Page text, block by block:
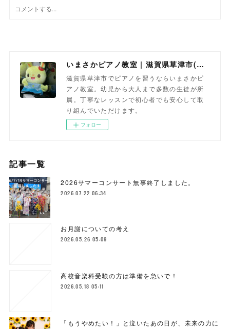
いまさかピアノ教室 | 滋賀県草津市(南草津)のピアノ教室
滋賀県草津市でピアノを習うならいまさかピ
アノ教室。幼児から大人まで多数の生徒が所
属。丁寧なレッスンで初心者でも安心して取
り組んでいただけます。
フォロー
記事一覧
2026サマーコンサート無事終了しました。
2026.07.22 06:34
お月謝についての考え
2026.05.26 05:09
高校音楽科受験の方は準備を急いで！
2026.05.18 05:11
「もうやめたい！」と泣いたあの日が、未来の力に